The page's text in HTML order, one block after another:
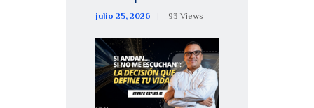
julio 25, 2026 93 Views